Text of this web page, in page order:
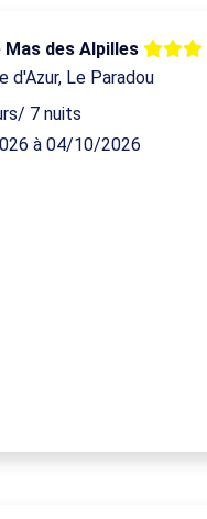
Mas des Alpilles
d'Azur, Le Paradou
7 nuits
à 04/10/2026